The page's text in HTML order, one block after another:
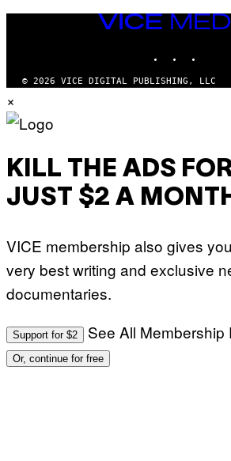
VICE
MEDIA
© 2026 VICE DIGITAL PUBLISHING, LLC
×
KILL THE ADS
JUST $2 A
VICE membership also gives
very best writing and exclusive
documentaries.
Support for $2 See All Membership
Or, continue for free